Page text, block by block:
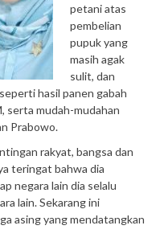
petani atas
pembelian
pupuk yang
masih agak
sulit, dan
hasil panen gabah
serta mudah-mudahan
Prabowo.
rakyat, bangsa dan
teringat bahwa dia
negara lain dia selalu
lain. Sekarang ini
asing yang mendatangkan